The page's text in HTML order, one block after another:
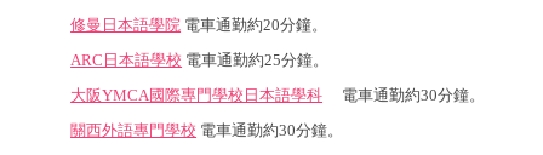
修曼日本語學院 電車通勤約20分鐘。
ARC日本語學校 電車通勤約25分鐘。
大阪YMCA國際專門學校日本語學科 電車通勤約30分鐘。
關西外語專門學校 電車通勤約30分鐘。